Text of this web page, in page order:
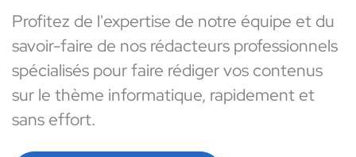
Profitez de l'expertise de notre équipe et du
savoir-faire de nos rédacteurs professionnels
spécialisés pour faire rédiger vos contenus
sur le thème informatique, rapidement et
sans effort.